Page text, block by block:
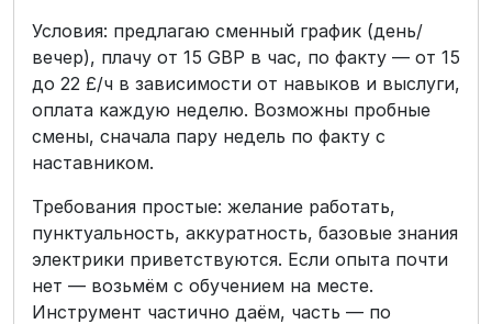
Условия: предлагаю сменный график (день/
вечер), плачу от 15 GBP в час, по факту — от 15
до 22 £/ч в зависимости от навыков и выслуги,
оплата каждую неделю. Возможны пробные
смены, сначала пару недель по факту с
наставником.
Требования простые: желание работать,
пунктуальность, аккуратность, базовые знания
электрики приветствуются. Если опыта почти
нет — возьмём с обучением на месте.
Инструмент частично даём, часть — по